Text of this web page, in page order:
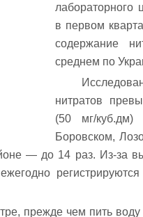
лабораторного
в первом
содержание
среднем по
нитратов
(50 мг/куб.дм)
Боровском,
— до 14 раз. Из-за
прежде чем пить